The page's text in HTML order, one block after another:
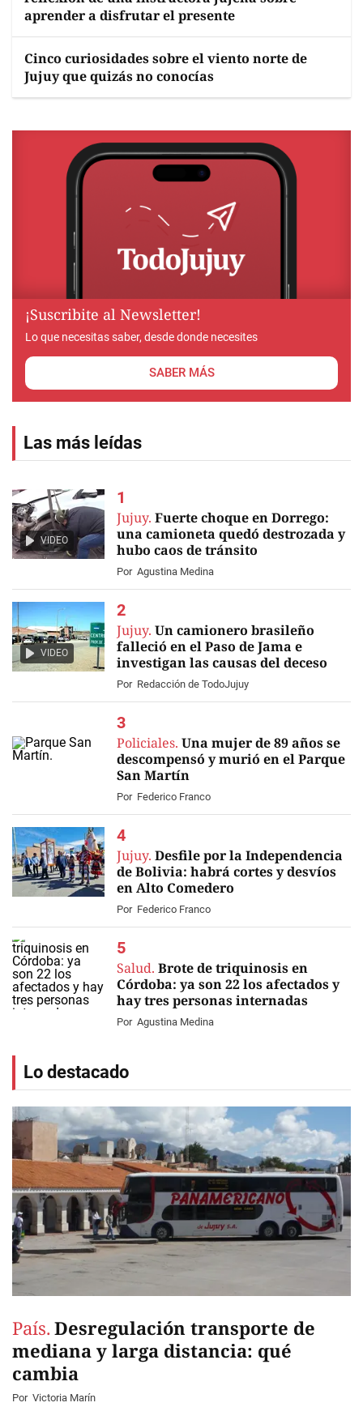
aprender a disfrutar el presente
Cinco curiosidades sobre el viento norte de
Jujuy que quizás no conocías
¡Suscribite al Newsletter!
Lo que necesitas saber, desde donde necesites
SABER MÁS
Las más leídas
VIDEO
Jujuy. Fuerte choque en Dorrego:
una camioneta quedó destrozada y
hubo caos de tránsito
Por Agustina Medina
VIDEO
Jujuy. Un camionero brasileño
falleció en el Paso de Jama e
investigan las causas del deceso
Por Redacción de TodoJujuy
Policiales. Una mujer de 89 años se
descompensó y murió en el Parque
San Martín
Por Federico Franco
Jujuy. Desfile por la Independencia
de Bolivia: habrá cortes y desvíos
en Alto Comedero
Por Federico Franco
Salud. Brote de triquinosis en
Córdoba: ya son 22 los afectados y
hay tres personas internadas
Por Agustina Medina
Lo destacado
País. Desregulación transporte de
mediana y larga distancia: qué
cambia
Por Victoria Marín